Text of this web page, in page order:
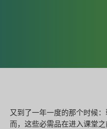
又到了一年一度的那个时候
而，这些必需品在进入课堂